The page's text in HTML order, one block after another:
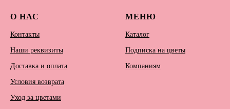
О НАС
Контакты
Наши реквизиты
Доставка и оплата
Условия возврата
Уход за цветами
МЕНЮ
Каталог
Подписка на цветы
Компаниям